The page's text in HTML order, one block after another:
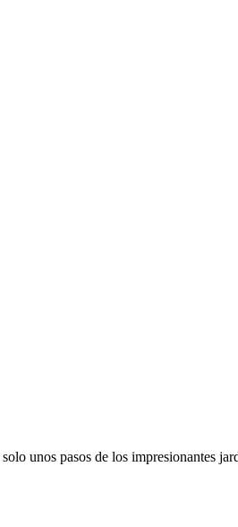
unos pasos de los impresionantes